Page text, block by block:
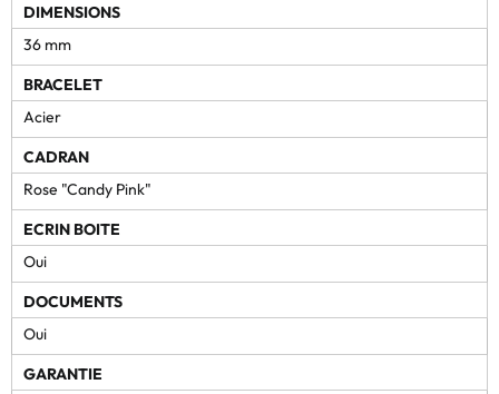
DIMENSIONS
36 mm
BRACELET
Acier
CADRAN
Rose "Candy Pink"
ECRIN BOITE
Oui
DOCUMENTS
Oui
GARANTIE